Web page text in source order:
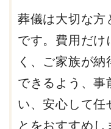
葬儀は大切な方
です。費用だけ
く、ご家族が納
できるよう、事
い、安心して任
とをおすすめし